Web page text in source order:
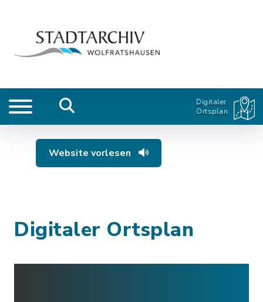
Digitaler
Ortsplan
Website vorlesen
Digitaler Ortsplan